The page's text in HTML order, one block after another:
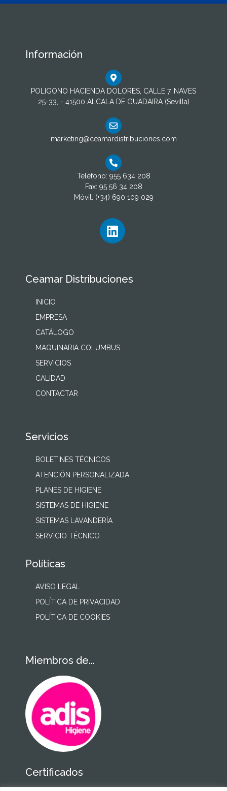
Información
POLIGONO HACIENDA DOLORES, CALLE 7, NAVES
25-33, - 41500 ALCALA DE GUADAIRA (Sevilla)
marketing@ceamardistribuciones.com
Teléfono: 955 634 208
Fax: 95 56 34 208
Móvil: (+34) 690 109 029
Ceamar Distribuciones
INICIO
EMPRESA
CATÁLOGO
MAQUINARIA COLUMBUS
SERVICIOS
CALIDAD
CONTACTAR
Servicios
BOLETINES TÉCNICOS
ATENCIÓN PERSONALIZADA
PLANES DE HIGIENE
SISTEMAS DE HIGIENE
SISTEMAS LAVANDERÍA
SERVICIO TÉCNICO
Políticas
AVISO LEGAL
POLÍTICA DE PRIVACIDAD
POLÍTICA DE COOKIES
Miembros de...
Certificados